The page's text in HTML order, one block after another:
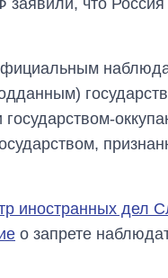
государством-
иностранных дел
о запрете